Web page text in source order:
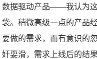
数据驱动产品——我认为
袋。稍微高级一点的产品
要做的需求，而有意识的
奸耍滑，需求上线后的结